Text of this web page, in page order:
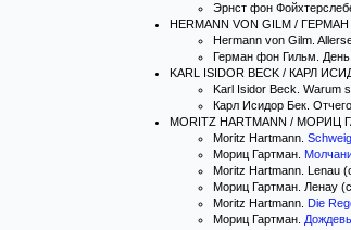
Эрнст фон
HERMANN VON GILM /
Hermann von Gilm.
Герман фон Гильм. День
KARL ISIDOR BECK / КАРЛ
Karl Isidor Beck. Warum
Карл Исидор Бек.
MORITZ HARTMANN / МОРИЦ
Moritz Hartmann.
Мориц Гартман.
Moritz Hartmann. Lenau
Мориц Гартман. Ленау
Moritz Hartmann. Die
Мориц Гартман.